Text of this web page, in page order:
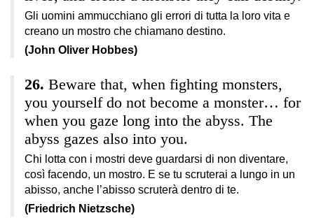
Gli uomini ammucchiano gli errori di tutta la loro vita e
creano un mostro che chiamano destino.
(John Oliver Hobbes)
Beware that, when fighting monsters,
you yourself do not become a monster… for
when you gaze long into the abyss. The
abyss gazes also into you.
Chi lotta con i mostri deve guardarsi di non diventare,
così facendo, un mostro. E se tu scruterai a lungo in un
abisso, anche l’abisso scruterà dentro di te.
(Friedrich Nietzsche)